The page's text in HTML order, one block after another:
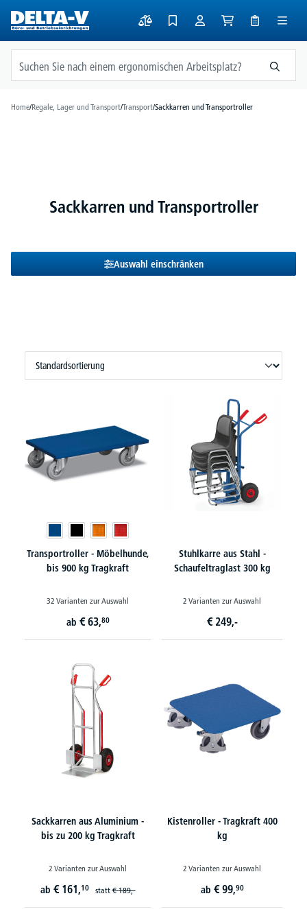
springen
Home/Regale, Lager und Transport/Transport/Sackkarren und Transportroller
Sackkarren und Transportroller
Auswahl einschränken
Transportroller - Möbelhunde,
bis 900 kg Tragkraft
32 Varianten zur Auswahl
ab € 63,80
Stuhlkarre aus Stahl -
Schaufeltraglast 300 kg
2 Varianten zur Auswahl
€ 249,-
Sackkarren aus Aluminium -
bis zu 200 kg Tragkraft
2 Varianten zur Auswahl
ab € 161,10 statt€ 189,-
Kistenroller - Tragkraft 400
kg
2 Varianten zur Auswahl
ab € 99,90